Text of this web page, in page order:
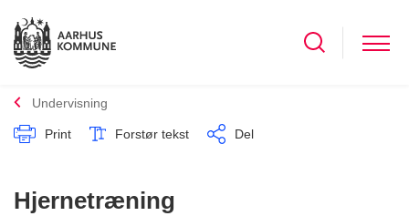
Undervisning
Print Forstør tekst Del
Hjernetræning